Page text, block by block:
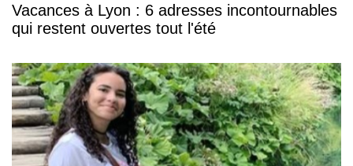
Vacances à Lyon : 6 adresses incontournables
qui restent ouvertes tout l'été